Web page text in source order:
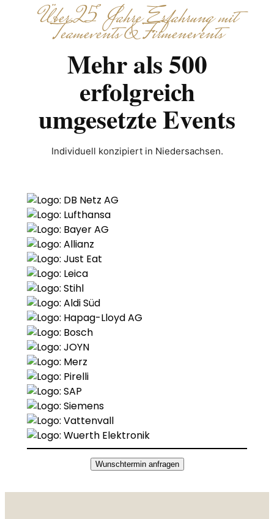
Über 25 Jahre Erfahrung mit
Teamevents & Firmenevents
Mehr als 500
erfolgreich
umgesetzte Events
Individuell konzipiert in Niedersachsen.
Wunschtermin anfragen